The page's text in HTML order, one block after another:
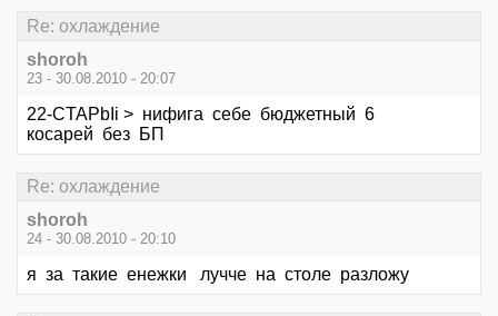
Re: охлаждение
shoroh
23 - 30.08.2010 - 20:07
22-CTAPbIi > нифига себе бюджетный 6
косарей без БП
Re: охлаждение
shoroh
24 - 30.08.2010 - 20:10
я за такие енежки лучче на столе разложу